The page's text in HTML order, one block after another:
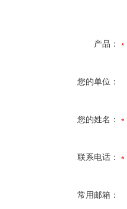
产品：
您的单位：
您的姓名：
联系电话：
常用邮箱：